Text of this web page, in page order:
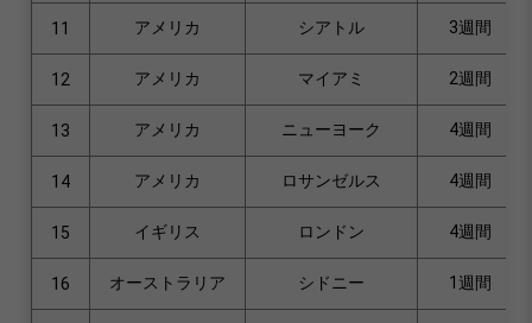
11 アメリカ シアトル 3週間
12 アメリカ マイアミ 2週間
13 アメリカ ニューヨーク 4週間
14 アメリカ ロサンゼルス 4週間
15 イギリス ロンドン 4週間
16 オーストラリア シドニー 1週間